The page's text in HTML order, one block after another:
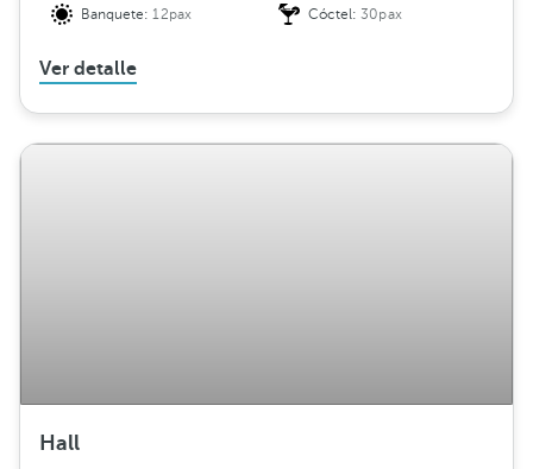
Banquete:12pax Cóctel:30pax
Ver detalle
Hall